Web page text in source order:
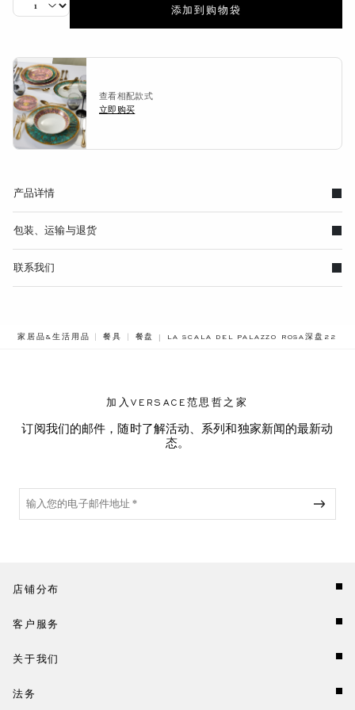
添加到购物袋
查看相配款式
立即购买
产品详情
包装、运输与退货
联系我们
家居品&生活用品 餐具 餐盘 BREADCRUMB.ADA.LABEL.CURRENT
LA SCALA DEL PALAZZO ROSA深盘22厘
加入VERSACE范思哲之家
订阅我们的邮件，随时了解活动、系列和独家新闻的最新动
态。
店铺分布
客户服务
关于我们
法务